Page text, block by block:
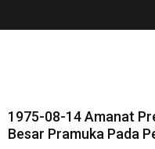
1975-08-14 Amanat
Besar Pramuka Pada